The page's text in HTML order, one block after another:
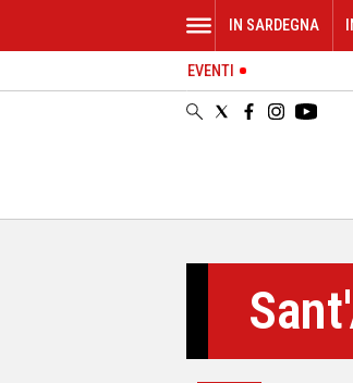
ORISTANO
IN SARDEGNA
EVENTI